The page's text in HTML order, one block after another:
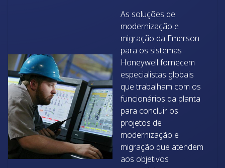
As soluções de
modernização e
migração da Emerson
para os sistemas
Honeywell fornecem
especialistas globais
que trabalham com os
funcionários da planta
para concluir os
projetos de
modernização e
migração que atendem
aos objetivos